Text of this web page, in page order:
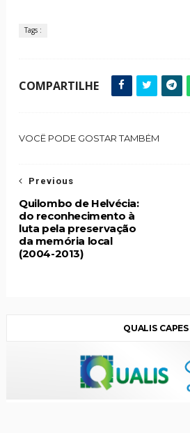
Tags :
COMPARTILHE
VOCÊ PODE GOSTAR TAMBÉM
Previous
Quilombo de Helvécia:
do reconhecimento à
luta pela preservação
da memória local
(2004-2013)
QUALIS CAPES